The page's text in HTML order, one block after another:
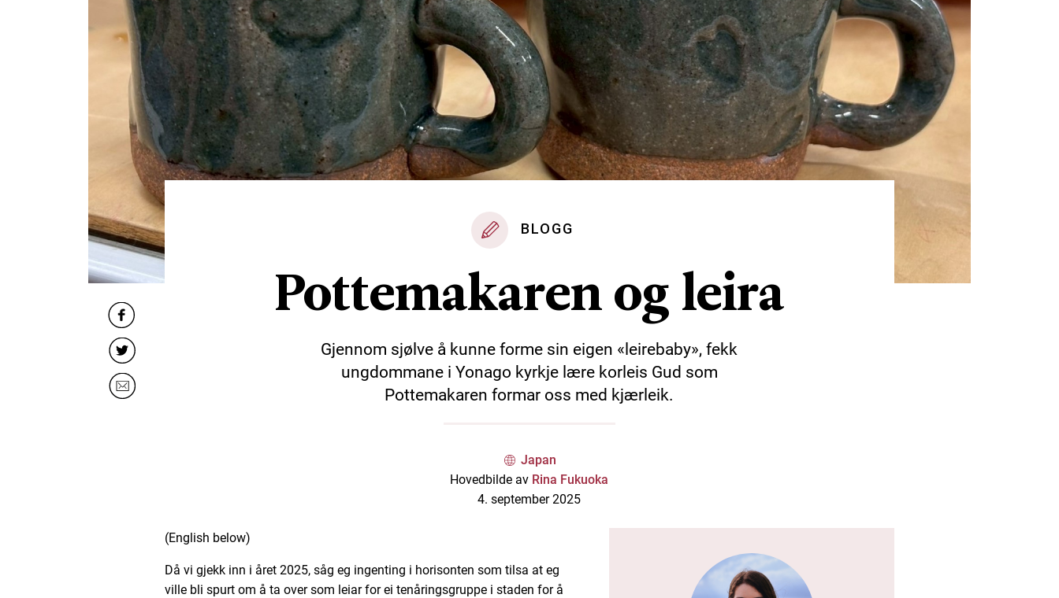
BLOGG
Pottemakaren og leira
Gjennom sjølve å kunne forme sin eigen «leirebaby», fekk
ungdommane i Yonago kyrkje lære korleis Gud som
Pottemakaren formar oss med kjærleik.
Japan
Hovedbilde av Rina Fukuoka
4. september 2025
(English below)
Då vi gjekk inn i året 2025, såg eg ingenting i horisonten som tilsa at eg
ville bli spurt om å ta over som leiar for ei tenåringsgruppe i staden for å